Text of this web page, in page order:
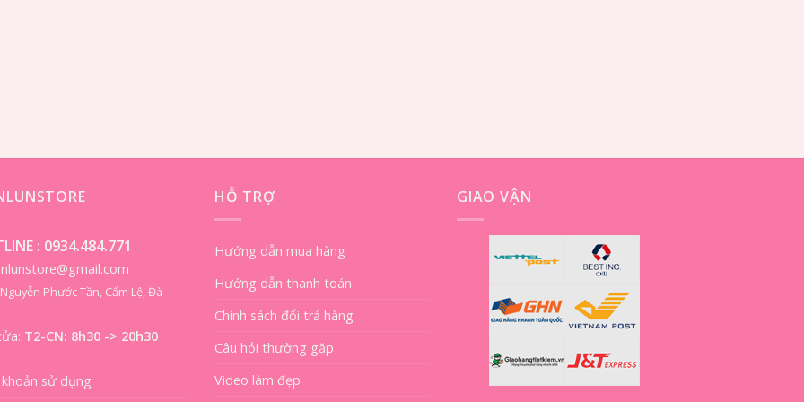
: 0934.484.771
Phước Tần, Cẩm Lệ, Đà
T2-CN: 8h30 -> 20h30
sử dụng
HỖ TRỢ
Hướng dẫn mua hàng
Hướng dẫn thanh toán
Chính sách đổi trả hàng
Câu hỏi thường gặp
Video làm đẹp
GIAO VẬN